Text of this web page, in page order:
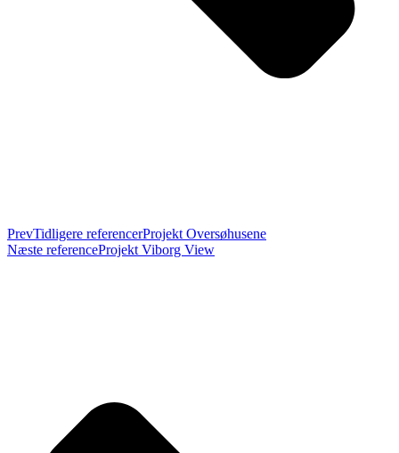
PrevTidligere referencerProjekt Oversøhusene
Næste referenceProjekt Viborg View